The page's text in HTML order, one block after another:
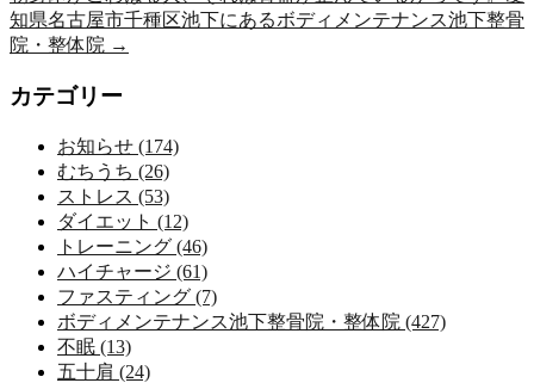
知県名古屋市千種区池下にあるボディメンテナンス池下整骨
院・整体院 →
カテゴリー
お知らせ (174)
むちうち (26)
ストレス (53)
ダイエット (12)
トレーニング (46)
ハイチャージ (61)
ファスティング (7)
ボディメンテナンス池下整骨院・整体院 (427)
不眠 (13)
五十肩 (24)